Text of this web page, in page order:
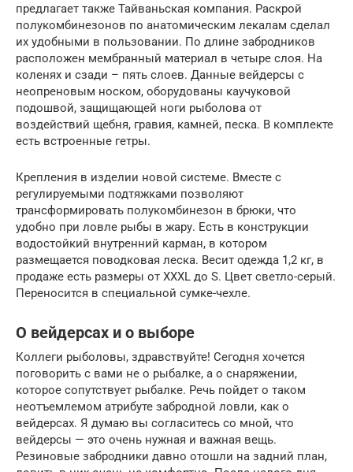
предлагает также Тайваньская компания. Раскрой
полукомбинезонов по анатомическим лекалам сделал
их удобными в пользовании. По длине забродников
расположен мембранный материал в четыре слоя. На
коленях и сзади – пять слоев. Данные вейдерсы с
неопреновым носком, оборудованы каучуковой
подошвой, защищающей ноги рыболова от
воздействий щебня, гравия, камней, песка. В комплекте
есть встроенные гетры.
Крепления в изделии новой системе. Вместе с
регулируемыми подтяжками позволяют
трансформировать полукомбинезон в брюки, что
удобно при ловле рыбы в жару. Есть в конструкции
водостойкий внутренний карман, в котором
размещается поводковая леска. Весит одежда 1,2 кг, в
продаже есть размеры от XXXL до S. Цвет светло-серый.
Переносится в специальной сумке-чехле.
О вейдерсах и о выборе
Коллеги рыболовы, здравствуйте! Сегодня хочется
поговорить с вами не о рыбалке, а о снаряжении,
которое сопутствует рыбалке. Речь пойдет о таком
неотъемлемом атрибуте забродной ловли, как о
вейдерсах. Я думаю вы согласитесь со мной, что
вейдерсы — это очень нужная и важная вещь.
Резиновые забродники давно отошли на задний план,